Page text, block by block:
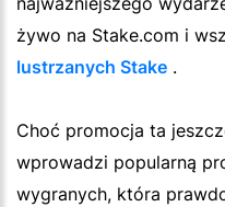
żywo na Stake.com i
lustrzanych Stake .
Choć promocja ta
wprowadzi popularną
wygranych, która